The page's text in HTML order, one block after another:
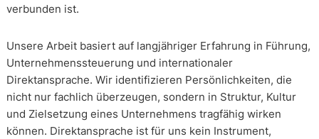
verbunden ist.
Unsere Arbeit basiert auf langjähriger Erfahrung in Führung,
Unternehmenssteuerung und internationaler
Direktansprache. Wir identifizieren Persönlichkeiten, die
nicht nur fachlich überzeugen, sondern in Struktur, Kultur
und Zielsetzung eines Unternehmens tragfähig wirken
können. Direktansprache ist für uns kein Instrument,